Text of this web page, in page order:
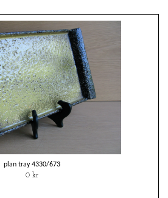
plan tray 4330/673
0 kr